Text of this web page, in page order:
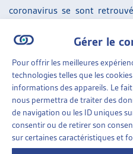
Gérer le
Pour offrir les meilleures
technologies telles que les
informations des appareils. Le
nous permettra de traiter des
de navigation ou les ID uniques
consentir ou de retirer son
sur certaines caractéristiques et
coronavirus se sont
de revenu de 16’000 et
retrouver dans cette
Des dépenses
L’étude du KOF se penche
des ménages. Tout
n’avoir pas moins dépensé